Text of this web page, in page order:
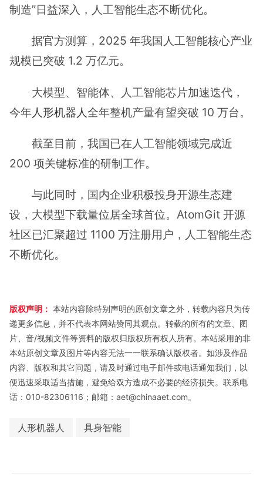
制造”日益深入，人工智能生态不断优化。
据官方测算，2025 年我国人工智能核心产业
规模已突破 1.2 万亿元。
大模型、智能体、人工智能芯片加速迭代，
今年人形机器人全年整机产量有望突破 10 万台。
截至目前，我国已在人工智能领域完成近
200 项关键标准的研制工作。
与此同时，国内企业积极投身开源生态建
设，大模型下载量位居全球首位。AtomGit 开源
社区已汇聚超过 1100 万注册用户，人工智能生态
不断优化。
版权声明： 本站内容除特别声明的原创文章之外，转载内容只为传
递更多信息，并不代表本网站赞同其观点。转载的所有的文章、图
片、音/视频文件等资料的版权归版权所有权人所有。本站采用的非
本站原创文章及图片等内容无法一一联系确认版权者。如涉及作品
内容、版权和其它问题，请及时通过电子邮件或电话通知我们，以
便迅速采取适当措施，避免给双方造成不必要的经济损失。联系电
话：010-82306116；邮箱：aet@chinaaet.com。
人形机器人 具身智能